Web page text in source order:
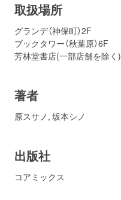
取扱場所
グランデ（神保町）2F
ブックタワー（秋葉原）6F
芳林堂書店(一部店舗を除く)
著者
原スサノ , 坂本シノ
出版社
コアミックス